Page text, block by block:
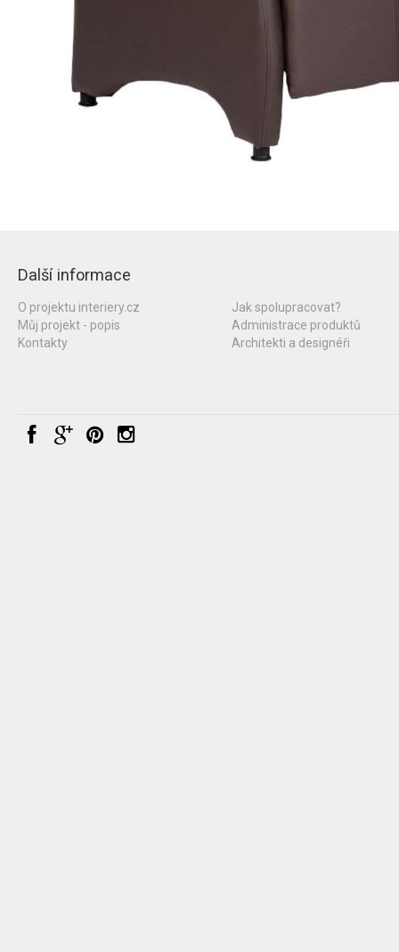
Další informace
O projektu interiery.cz
Můj projekt - popis
Kontakty
Jak spolupracovat?
Administrace produktů
Architekti a designéři